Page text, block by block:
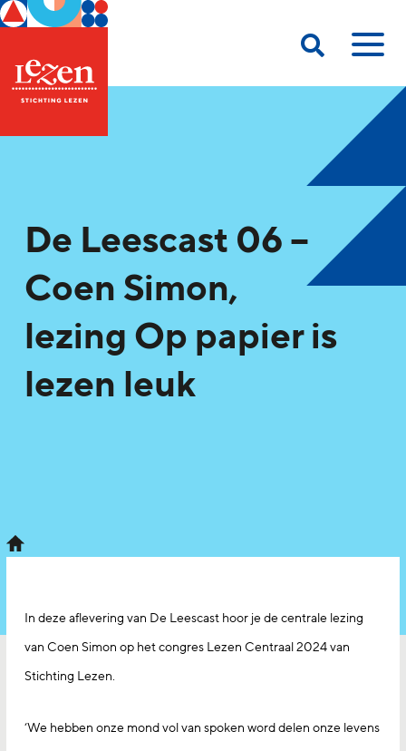
De Leescast 06 –
Coen Simon,
lezing Op papier is
lezen leuk
In deze aflevering van De Leescast hoor je de centrale lezing
van Coen Simon op het congres Lezen Centraal 2024 van
Stichting Lezen.
‘We hebben onze mond vol van spoken word delen onze levens